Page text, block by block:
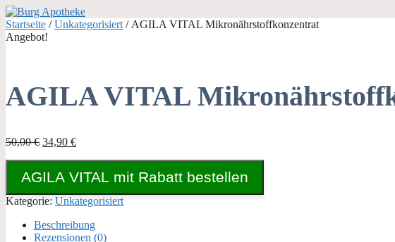
Zum
Inhalt
springen
Startseite /Unkategorisiert / AGILA VITAL Mikronährstoffkonzentrat
Angebot!
AGILA VITAL
50,00€ Ursprünglicher
50,00 €
34,90 €Aktueller
34,90 €.
AGILA VITAL mit Rabatt bestellen
Kategorie: Unkategorisiert
Beschreibung
Rezensionen (0)